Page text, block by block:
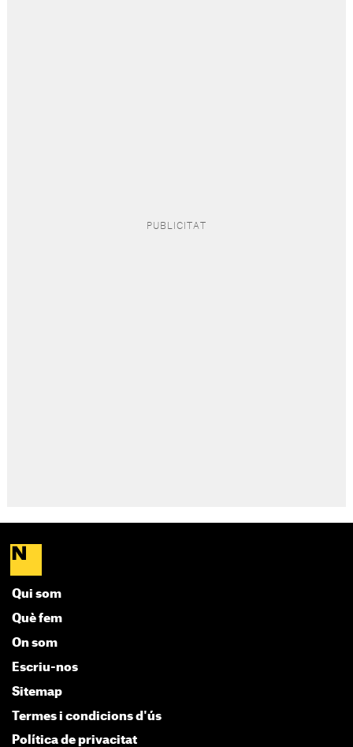
Qui som
Què fem
On som
Escriu-nos
Sitemap
Termes i condicions d'ús
Política de privacitat